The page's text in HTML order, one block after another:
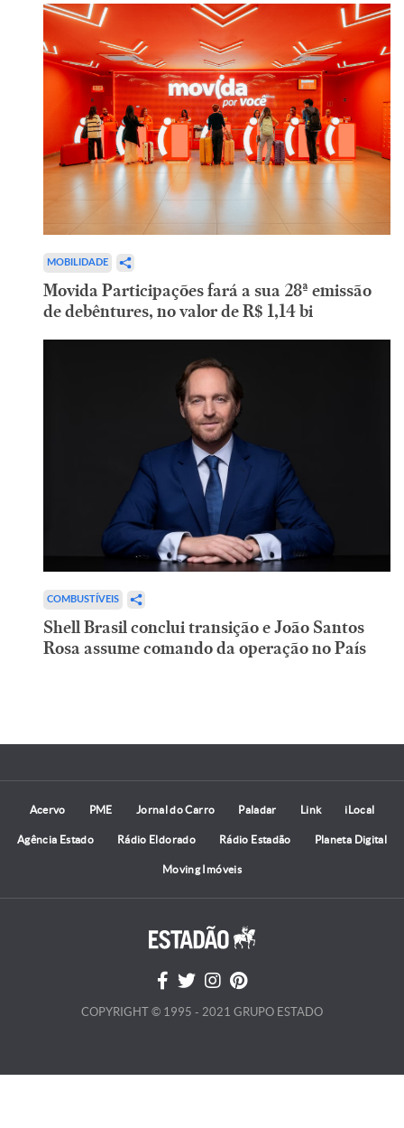
MOBILIDADE
Movida Participações fará a sua 28ª emissão
de debêntures, no valor de R$ 1,14 bi
COMBUSTÍVEIS
Shell Brasil conclui transição e João Santos
Rosa assume comando da operação no País
Acervo PME Jornal do Carro Paladar Link iLocal
Agência Estado Rádio Eldorado Rádio Estadão Planeta Digital
Moving Imóveis
COPYRIGHT © 1995 - 2021 GRUPO ESTADO